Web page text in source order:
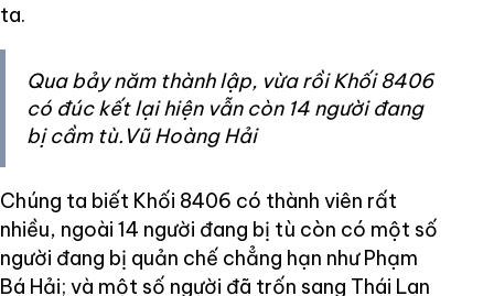
ta.
Qua bảy năm thành lập, vừa rồi Khối 8406
có đúc kết lại hiện vẫn còn 14 người đang
bị cầm tù.Vũ Hoàng Hải
Chúng ta biết Khối 8406 có thành viên rất
nhiều, ngoài 14 người đang bị tù còn có một số
người đang bị quản chế chẳng hạn như Phạm
Bá Hải; và một số người đã trốn sang Thái Lan